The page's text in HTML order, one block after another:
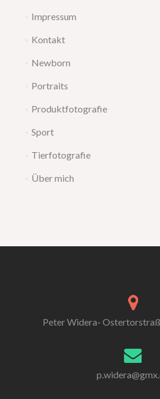
Impressum
Kontakt
Newborn
Portraits
Produktfotografie
Sport
Tierfotografie
Über mich
Peter Widera-